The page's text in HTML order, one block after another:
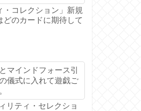
・コレクション」新規
どのカードに期待して
マインドフォース引
儀式に入れて遊戯ご
リティ・セレクショ